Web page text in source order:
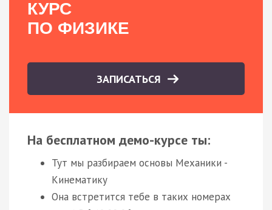
КУРС
ПО ФИЗИКЕ
ЗАПИСАТЬСЯ
На бесплатном демо-курсе ты:
Тут мы разбираем основы Механики -
Кинематику
Она встретится тебе в таких номерах